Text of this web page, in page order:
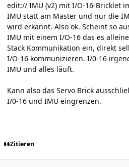
edit:// IMU (v2) mit I/O-16-Bricklet
IMU statt am Master und nur die
wird erkannt. Also ok. Scheint so
IMU mit einem I/O-16 das es
Stack Kommunikation ein, direkt
I/O-16 kommunizieren. I/0-16
IMU und alles läuft.
Kann also das Servo Brick
I/0-16 und IMU eingrenzen.
Zitieren